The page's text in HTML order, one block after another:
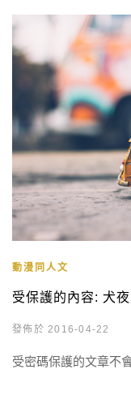
動漫同人文
受保護的內容: 犬
發佈於 2016-04-22
受密碼保護的文章不